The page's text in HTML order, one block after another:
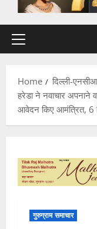
Primary
Home दिल्ली-
हरेडा ने नवाचार
आवेदन किए आमंत्रित, 6
गुरुग्राम समाचार